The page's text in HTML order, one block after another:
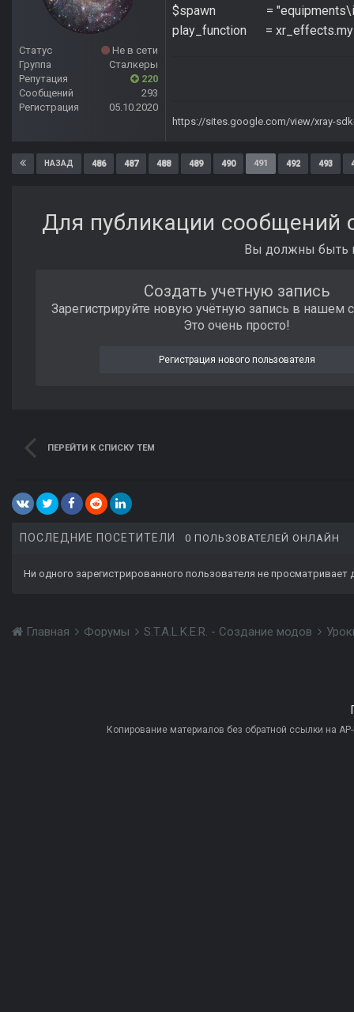
Статус
Не в сети
Группа
Сталкеры
Репутация
220
Сообщений
293
Регистрация
05.10.2020
$spawn =
play_function =
https://sites.google.com/view/xray-
НАЗАД 486 487 488 489 490 491 492 493
Для публикации сообщений
Вы должны быть
Создать учетную запись
Зарегистрируйте новую учётную запись в нашем
Это очень просто!
Регистрация нового пользователя
ПЕРЕЙТИ К СПИСКУ ТЕМ
ПОСЛЕДНИЕ ПОСЕТИТЕЛИ 0 ПОЛЬЗОВАТЕЛЕЙ ОНЛАЙН
Ни одного зарегистрированного пользователя не просматривает
Главная Форумы S.T.A.L.K.E.R. - Создание модов
Копирование материалов без обратной ссылки на